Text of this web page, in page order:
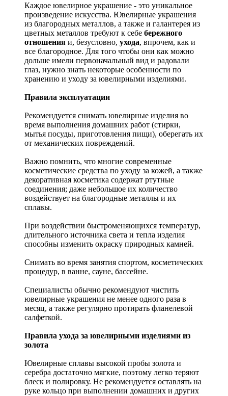
Каждое ювелирное украшение - это уникальное
произведение искусства. Ювелирные украшения
из благородных металлов, а также и галантерея из
цветных металлов требуют к себе бережного
отношения и, безусловно, ухода, впрочем, как и
все благородное. Для того чтобы они как можно
дольше имели первоначальный вид и радовали
глаз, нужно знать некоторые особенности по
хранению и уходу за ювелирными изделиями.
Правила эксплуатации
Рекомендуется снимать ювелирные изделия во
время выполнения домашних работ (стирки,
мытья посуды, приготовления пищи), оберегать их
от механических повреждений.
Важно помнить, что многие современные
косметические средства по уходу за кожей, а также
декоративная косметика содержат ртутные
соединения; даже небольшое их количество
воздействует на благородные металлы и их
сплавы.
При воздействии быстроменяющихся температур,
длительного источника света и тепла изделия
способны изменить окраску природных камней.
Снимать во время занятия спортом, косметических
процедур, в ванне, сауне, бассейне.
Специалисты обычно рекомендуют чистить
ювелирные украшения не менее одного раза в
месяц, а также регулярно протирать фланелевой
салфеткой.
Правила ухода за ювелирными изделиями из
золота
Ювелирные сплавы высокой пробы золота и
серебра достаточно мягкие, поэтому легко теряют
блеск и полировку. Не рекомендуется оставлять на
руке кольцо при выполнении домашних и других